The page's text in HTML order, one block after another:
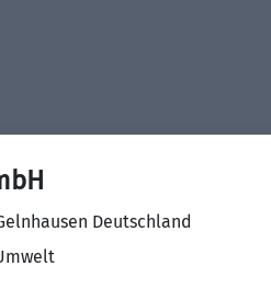
Deutschland